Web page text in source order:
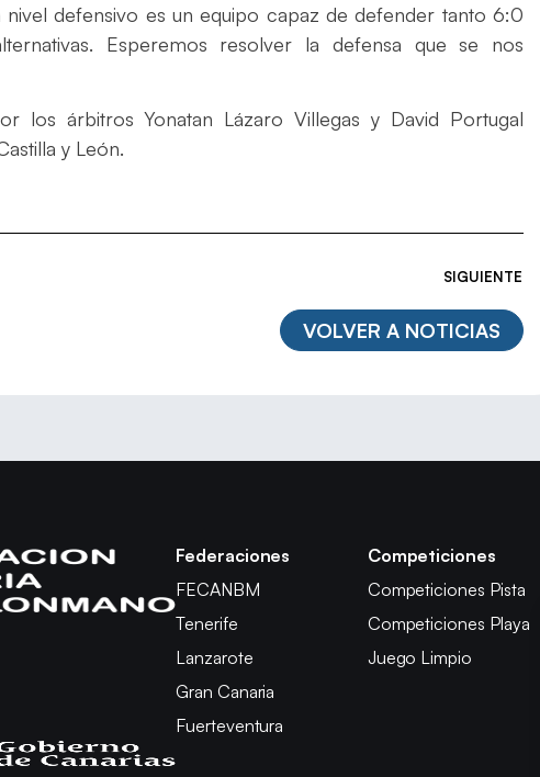
defensivo es un equipo capaz de defender tanto 6:0
Esperemos resolver la defensa que se nos
los árbitros Yonatan Lázaro Villegas y David Portugal
y León.
SIGUIENTE
VOLVER A NOTICIAS
Federaciones
FECANBM
Tenerife
Lanzarote
Gran Canaria
Fuerteventura
Competiciones
Competiciones Pista
Competiciones Playa
Juego Limpio